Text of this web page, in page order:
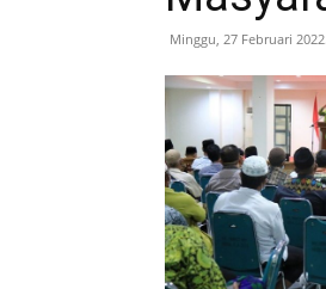
Minggu, 27 Februari